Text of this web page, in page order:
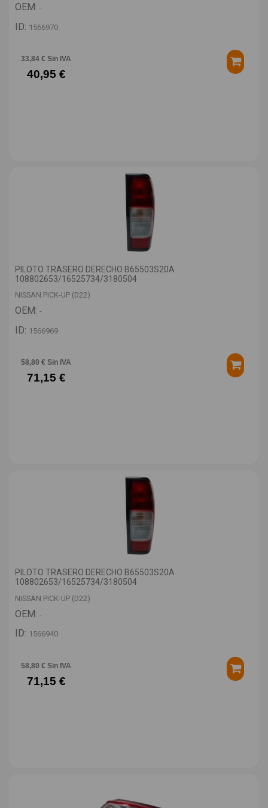
OEM: -
ID: 1566970
33,84 € Sin IVA
40,95 €
PILOTO TRASERO DERECHO B65503S20A
108802653/16525734/3180504
NISSAN PICK-UP (D22)
OEM: -
ID: 1566969
58,80 € Sin IVA
71,15 €
PILOTO TRASERO DERECHO B65503S20A
108802653/16525734/3180504
NISSAN PICK-UP (D22)
OEM: -
ID: 1566940
58,80 € Sin IVA
71,15 €